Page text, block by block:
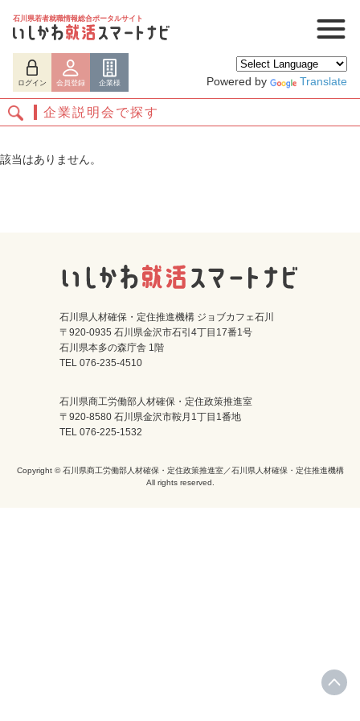
石川県若者就職情報総合ポータルサイト
ログイン 会員登録 企業様 Powered by Translate
ログイン 会員登録
企業説明会で探す
該当はありません。
石川県人材確保・定住推進機構 ジョブカフェ石川
〒920-0935 石川県金沢市石引4丁目17番1号
石川県本多の森庁舎 1階
TEL 076-235-4510
石川県商工労働部人材確保・定住政策推進室
〒920-8580 石川県金沢市鞍月1丁目1番地
TEL 076-225-1532
Copyright © 石川県商工労働部人材確保・定住政策推進室／石川県人材確保・定住推進機構
All rights reserved.